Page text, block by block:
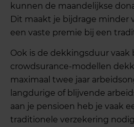
kunnen de maandelijkse
Dit maakt je bijdrage minder
een vaste premie bij een
Ook is de dekkingsduur vaak
crowdsurance-modellen
maximaal twee jaar
langdurige of blijvende
aan je pensioen heb je vaak
traditionele verzekering